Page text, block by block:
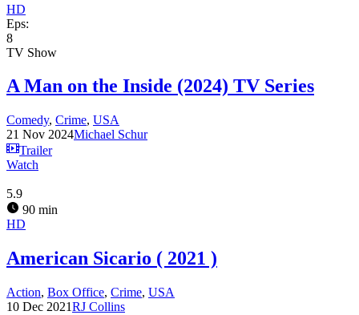
HD
Eps:
8
TV Show
A Man on the Inside (2024) TV Series
Comedy, Crime, USA
21 Nov 2024Michael Schur
Trailer
Watch
5.9
90 min
HD
American Sicario ( 2021 )
Action, Box Office, Crime, USA
10 Dec 2021RJ Collins